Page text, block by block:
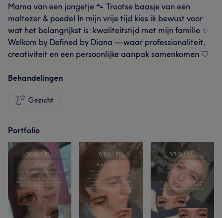
Mama van een jongetje 🐾 Trootse baasje van een
maltezer & poedel In mijn vrije tijd kies ik bewust voor
wat het belangrijkst is: kwaliteitstijd met mijn familie ✨
Welkom by Defined by Diana — waar professionaliteit,
creativiteit en een persoonlijke aanpak samenkomen 🤍
Behandelingen
Gezicht
Portfolio